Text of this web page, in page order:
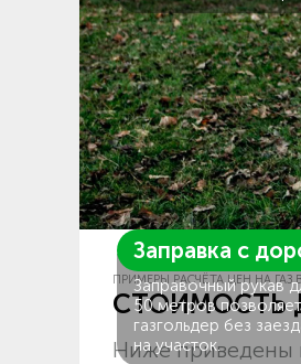
Заправка с
Заправочный рукав
50 метров
газгольдер без
на участок.
ПРИМЕРЫ РАСЧЁТА ЦЕН НА ГАЗ
СТОИМОСТЬ
Ниже приведены